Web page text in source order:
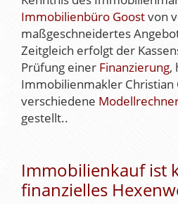
Immobilienbüro Goostvon
maßgeschneidertes
Zeitgleich erfolgt der
Prüfung einer Finanzierung,
Immobilienmakler Christian
verschiedene
gestellt..
Immobilienkauf ist
finanzielles